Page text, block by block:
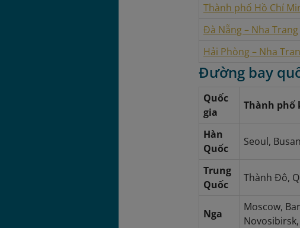
Thành phố Hồ Chí
Đà Nẵng – Nha Trang
Hải Phòng – Nha
Đường bay
Quốc
gia
Thành phố
Hàn
Quốc
Seoul,
Trung
Quốc
Thành Đô,
Nga
Moscow,